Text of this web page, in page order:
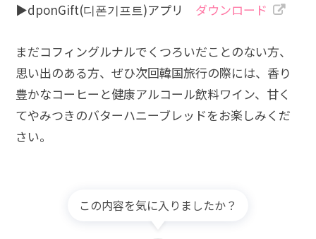
▶︎dponGift(디폰기프트)アプリ ダウンロード
まだコフィングルナルでくつろいだことのない方、
思い出のある方、ぜひ次回韓国旅行の際には、香り
豊かなコーヒーと健康アルコール飲料ワイン、甘く
てやみつきのバターハニーブレッドをお楽しみくだ
さい。
この内容を気に入りましたか？